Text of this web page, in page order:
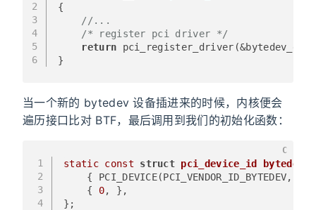
2
3
4
5
6
{
//...
/* register pci driver */
return
}
当一个新的 bytedev 设备插进来的时候，内核便会
遍历接口比对 BTF，最后调用到我们的初始化函数：
1
2
3
4
static const struct pci_device_id
{ PCI_DEVICE(PCI_VENDOR_ID_BYTEDEV,
    {
0, },
};
C